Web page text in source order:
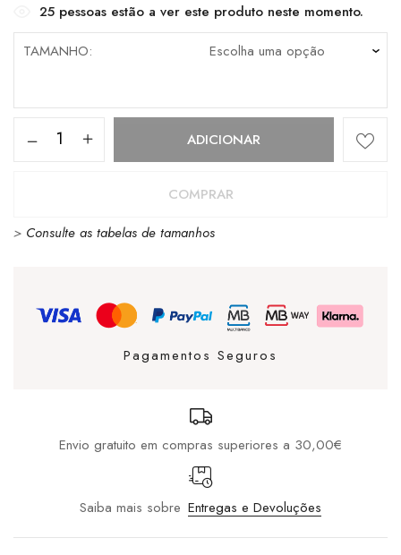
25 pessoas estão a ver este produto neste momento.
TAMANHO
Quantidade
Superbreak
Neon
ADICIONAR
COMPRAR
> Consulte as tabelas de tamanhos
Pagamentos Seguros
Envio gratuito em compras superiores a 30,00€
Saiba mais sobre Entregas e Devoluções